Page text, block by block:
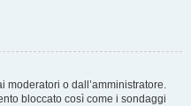
moderatori o dall’amministratore.
bloccato così come i sondaggi